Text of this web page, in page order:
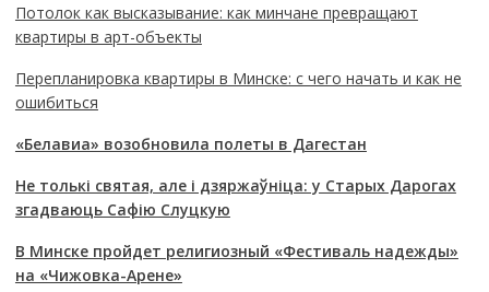
Потолок как высказывание: как минчане превращают
квартиры в арт-объекты
Перепланировка квартиры в Минске: с чего начать и как не
ошибиться
«Белавиа» возобновила полеты в Дагестан
Не толькі святая, але і дзяржаўніца: у Старых Дарогах
згадваюць Сафію Слуцкую
В Минске пройдет религиозный «Фестиваль надежды»
на «Чижовка-Арене»